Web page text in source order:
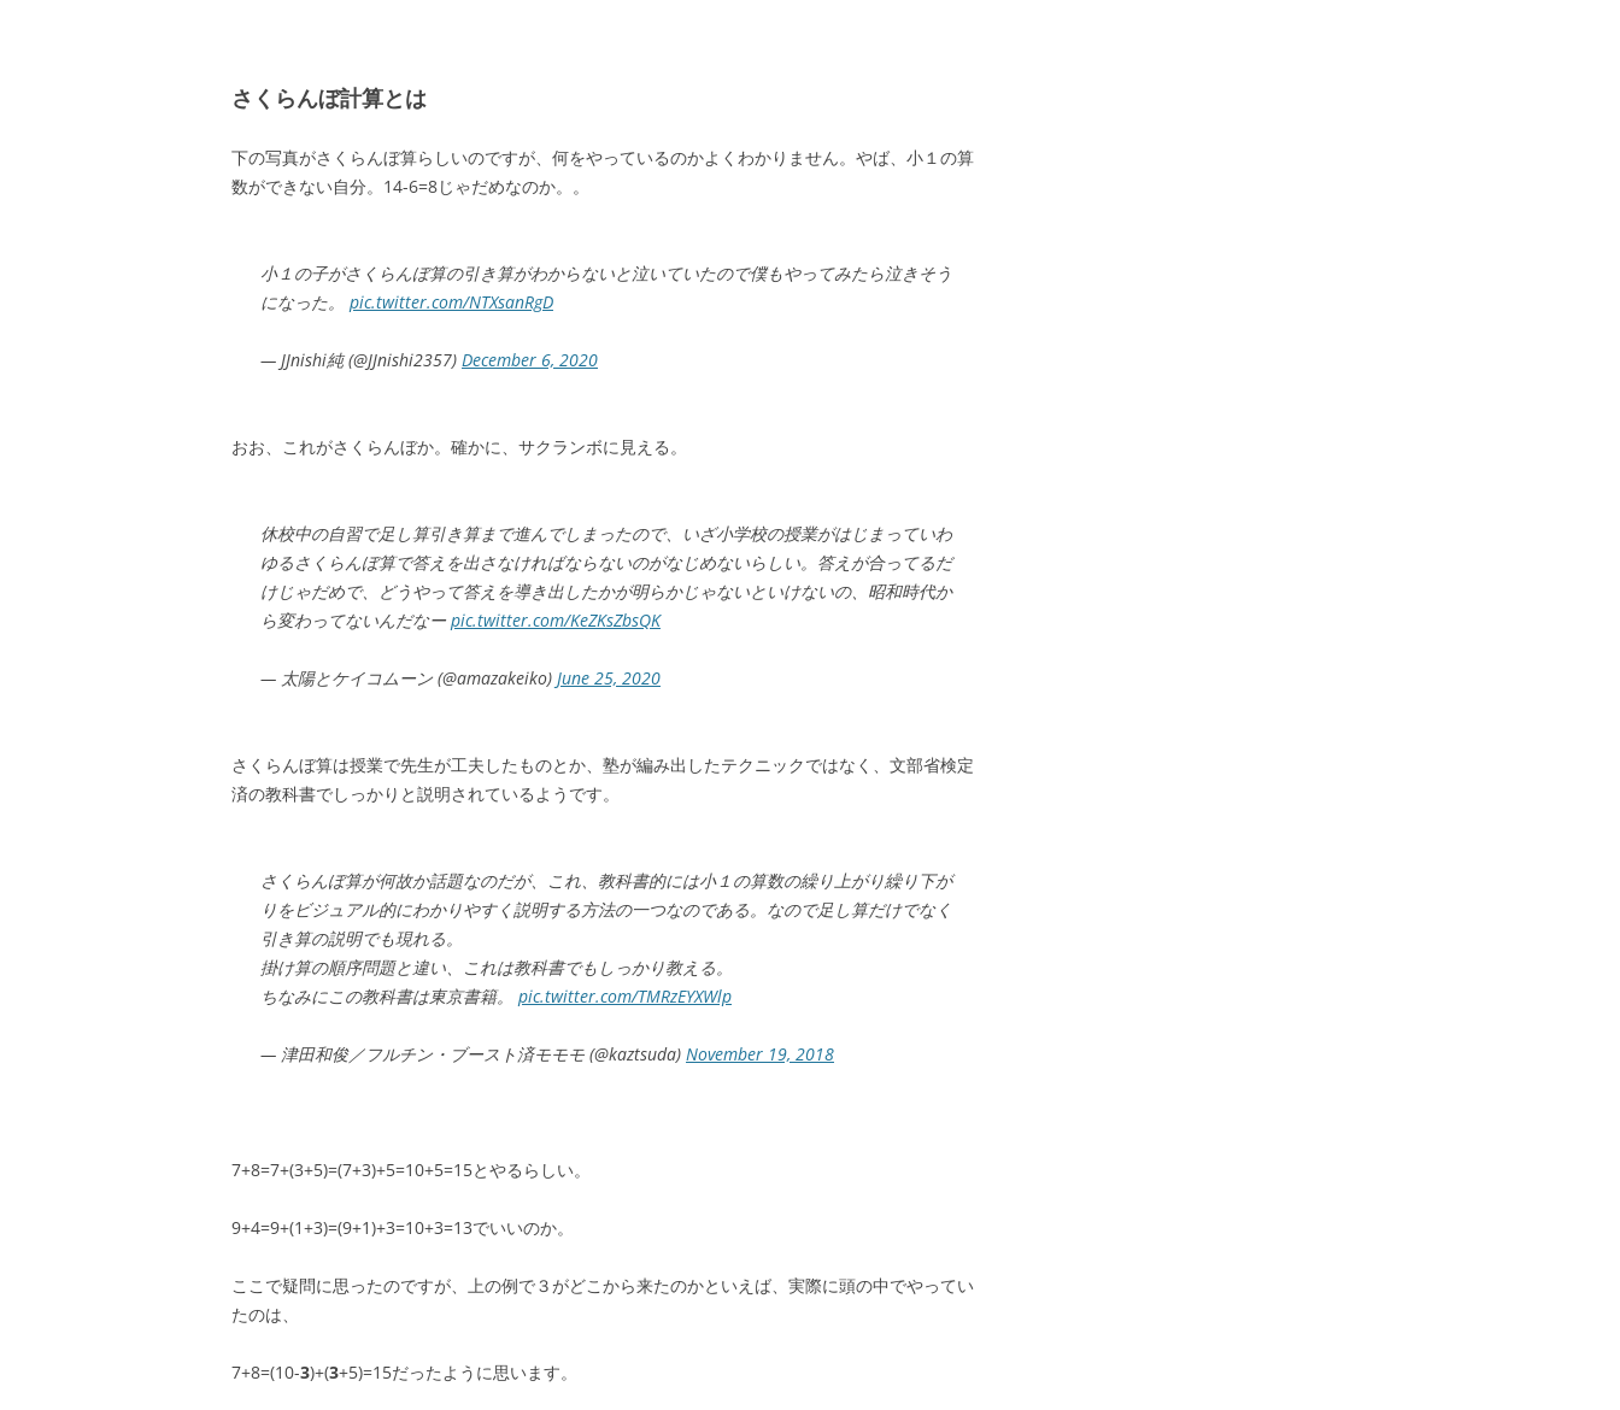
さくらんぼ計算とは
下の写真がさくらんぼ算らしいのですが、何をやっているのかよくわかりません。やば、小１の算
数ができない自分。14-6=8じゃだめなのか。。
小１の子がさくらんぼ算の引き算がわからないと泣いていたので僕もやってみたら泣きそう
になった。 pic.twitter.com/NTXsanRgD
— JJnishi純 (@JJnishi2357) December 6, 2020
おお、これがさくらんぼか。確かに、サクランボに見える。
休校中の自習で足し算引き算まで進んでしまったので、いざ小学校の授業がはじまっていわ
ゆるさくらんぼ算で答えを出さなければならないのがなじめないらしい。答えが合ってるだ
けじゃだめで、どうやって答えを導き出したかが明らかじゃないといけないの、昭和時代か
ら変わってないんだなーpic.twitter.com/KeZKsZbsQK
— 太陽とケイコムーン (@amazakeiko) June 25, 2020
さくらんぼ算は授業で先生が工夫したものとか、塾が編み出したテクニックではなく、文部省検定
済の教科書でしっかりと説明されているようです。
さくらんぼ算が何故か話題なのだが、これ、教科書的には小１の算数の繰り上がり繰り下が
りをビジュアル的にわかりやすく説明する方法の一つなのである。なので足し算だけでなく
引き算の説明でも現れる。
掛け算の順序問題と違い、これは教科書でもしっかり教える。
ちなみにこの教科書は東京書籍。 pic.twitter.com/TMRzEYXWlp
— 津田和俊／フルチン・ブースト済モモモ (@kaztsuda) November 19, 2018
7+8=7+(3+5)=(7+3)+5=10+5=15とやるらしい。
9+4=9+(1+3)=(9+1)+3=10+3=13でいいのか。
ここで疑問に思ったのですが、上の例で３がどこから来たのかといえば、実際に頭の中でやってい
たのは、
7+8=(10-3)+(3+5)=15だったように思います。